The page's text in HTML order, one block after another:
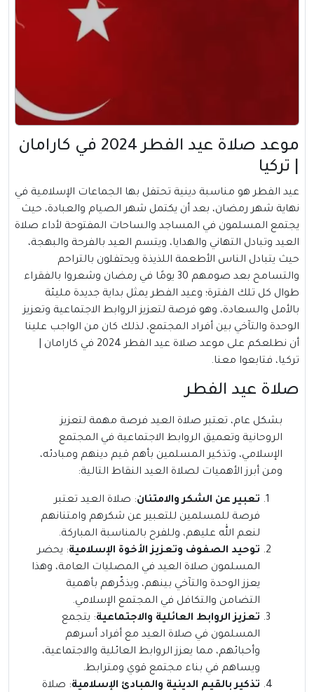
موعد صلاة عيد الفطر 2024 في كارامان
| تركيا
عيد الفطر هو مناسبة دينية تحتفل بها الجماعات الإسلامية في
نهاية شهر رمضان، بعد أن يكتمل شهر الصيام والعبادة، حيث
يجتمع المسلمون في المساجد والساحات المفتوحة لأداء صلاة
العيد وتبادل التهاني والهدايا، ويتسم العيد بالفرحة والبهجة،
حيث يتبادل الناس الأطعمة اللذيذة ويحتفلون بالتراحم
والتسامح بعد صومهم 30 يومًا في رمضان وشعروا بالفقراء
طوال كل تلك الفترة؛ وعيد الفطر يمثل بداية جديدة مليئة
بالأمل والسعادة، وهو فرصة لتعزيز الروابط الاجتماعية وتعزيز
الوحدة والتآخي بين أفراد المجتمع، لذلك كان من الواجب علينا
أن نطلعكم على موعد صلاة عيد الفطر 2024 في كارامان |
تركيا، فتابعوا معنا.
صلاة عيد الفطر
بشكل عام، تعتبر صلاة العيد فرصة مهمة لتعزيز
الروحانية وتعميق الروابط الاجتماعية في المجتمع
الإسلامي، وتذكير المسلمين بأهم قيم دينهم ومبادئه،
ومن أبرز الأهميات لصلاة العيد النقاط التالية:
تعبير عن الشكر والامتنان: صلاة العيد تعتبر
فرصة للمسلمين للتعبير عن شكرهم وامتنانهم
لنعم الله عليهم، وللفرح بالمناسبة المباركة.
توحيد الصفوف وتعزيز الأخوة الإسلامية: يحضر
المسلمون صلاة العيد في المصليات العامة، وهذا
يعزز الوحدة والتآخي بينهم، ويذكّرهم بأهمية
التضامن والتكافل في المجتمع الإسلامي.
تعزيز الروابط العائلية والاجتماعية: يتجمع
المسلمون في صلاة العيد مع أفراد أسرهم
وأحبائهم، مما يعزز الروابط العائلية والاجتماعية،
ويساهم في بناء مجتمع قوي ومترابط.
تذكير بالقيم الدينية والمبادئ الإسلامية: صلاة